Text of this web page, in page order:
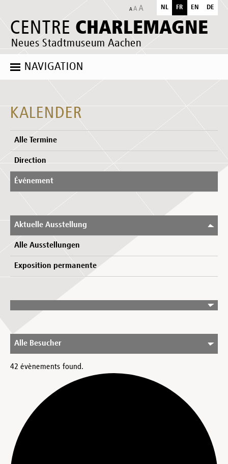
CENTRE CHARLEMAGNE
Neues Stadtmuseum Aachen
NL FR EN DE
NAVIGATION
KALENDER
Alle Termine
Direction
Événement
Aktuelle Ausstellung
Alle Ausstellungen
Exposition permanente
Alle Besucher
42 évènements found.